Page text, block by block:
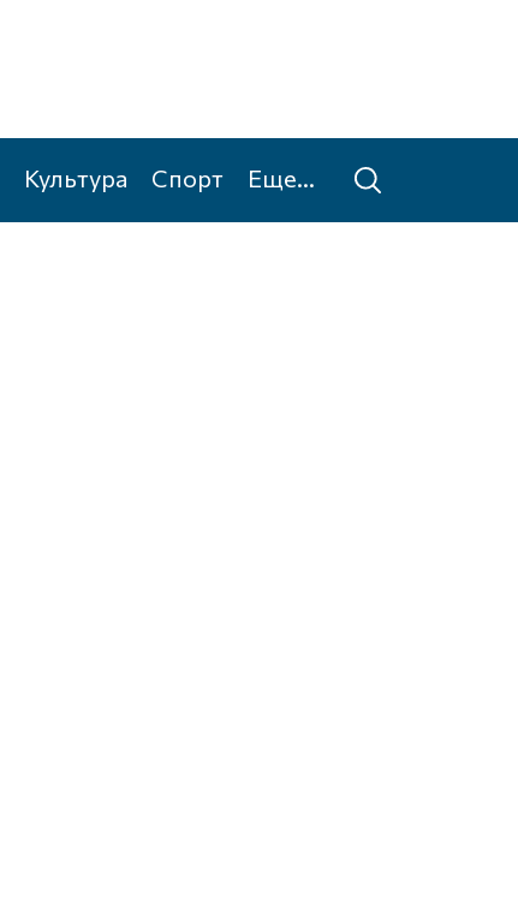
Культура Спорт Еще...